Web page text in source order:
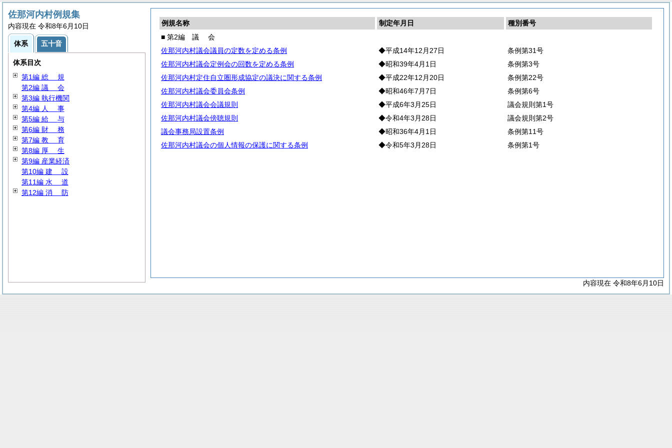
例規名称 制定年月日
種別番号
■ 第2編 議 会
佐那河内村議会議員の定数を定める条例
◆平成14年12月27日
条例第31号
佐那河内村議会定例会の回数を定める条例
◆昭和39年4月1日
条例第3号
佐那河内村定住自立圏形成協定の議決に関する条例
◆平成22年12月20日
条例第22号
佐那河内村議会委員会条例
◆昭和46年7月7日
条例第6号
佐那河内村議会会議規則
◆平成6年3月25日
議会規則第1号
佐那河内村議会傍聴規則
◆令和4年3月28日
議会規則第2号
議会事務局設置条例
◆昭和36年4月1日
条例第11号
佐那河内村議会の個人情報の保護に関する条例
◆令和5年3月28日 条例第1号
内容現在 令和8年6月10日
佐那河内村例規集
内容現在 令和8年6月10日
体系 五十音
体系目次
第1編 総 規
第2編 議 会
第3編 執行機関
第4編 人 事
第5編 給 与
第6編 財 務
第7編 教 育
第8編 厚 生
第9編 産業経済
第10編 建 設
第11編 水 道
第12編 消 防